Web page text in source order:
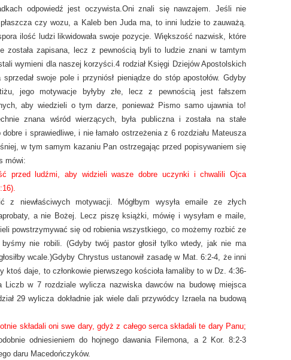
odpowiedź jest oczywista.Oni znali się nawzajem. Jeśli nie
czy wozu, a Kaleb ben Juda ma, to inni ludzie to zauważą.
ilość ludzi likwidowała swoje pozycje. Większość nazwisk, które
została zapisana, lecz z pewnością byli to ludzie znani w tamtym
wymieni dla naszej korzyści.4 rodział Księgi Dziejów Apostolskich
swoje pole i przyniósł pieniądze do stóp apostołów. Gdyby
jego motywacje byłyby złe, lecz z pewnością jest fałszem
aby wiedzieli o tym darze, ponieważ Pismo samo ujawnia to!
znana wśród wierzących, była publiczna i została na stałe
i sprawiedliwe, i nie łamało ostrzeżenia z 6 rozdziału Mateusza
w tym samym kazaniu Pan ostrzegając przed popisywaniem się
mówi:
przed ludźmi, aby widzieli wasze dobre uczynki i chwalili Ojca
z niewłaściwych motywacji. Mógłbym wysyła emaile ze złych
a nie Bożej. Lecz piszę książki, mówię i wysyłam e maile,
powstrzymywać się od robienia wszystkiego, co możemy rozbić ze
nie robili. (Gdyby twój pastor głosił tylko wtedy, jak nie ma
wcale.)Gdyby Chrystus ustanowił zasadę w Mat. 6:2-4, że inni
daje, to członkowie pierwszego kościoła łamaliby to w Dz. 4:36-
w 7 rozdziale wylicza nazwiska dawców na budowę miejsca
29 wylicza dokładnie jak wiele dali przywódcy Izraela na budową
składali oniswe dary, gdyż z całego serca składali te dary Panu;
odniesieniem do hojnego dawania Filemona, a 2 Kor. 8:2-3
daru Macedończyków.